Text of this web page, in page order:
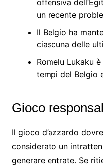
offensiva
un recente
Il Belgio ha
ciascuna delle
Romelu Lukaku
tempi del Belgio
Gioco
Il gioco d’azzardo
considerato un
generare entrate. Se